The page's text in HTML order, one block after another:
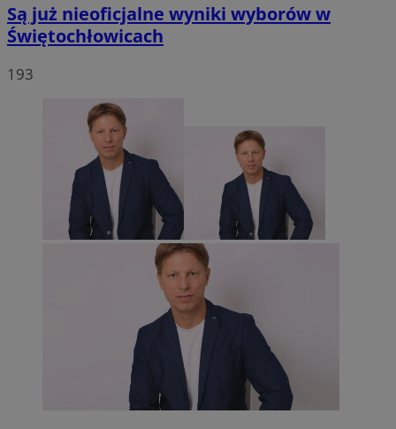
Są już nieoficjalne wyniki wyborów w
Świętochłowicach
193